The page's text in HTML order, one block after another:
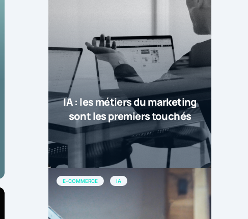
IA : les métiers du marketing
sont les premiers touchés
E-COMMERCE IA